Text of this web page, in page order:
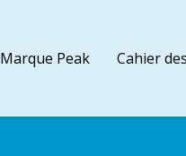
Marque Peak Cahier